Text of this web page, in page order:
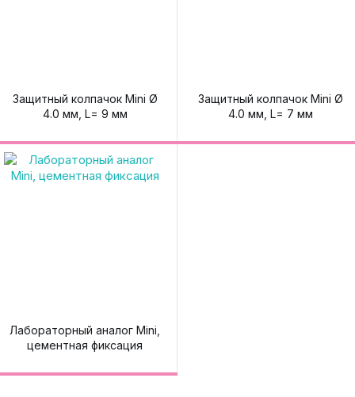
Защитный колпачок Mini Ø
4.0 мм, L= 9 мм
Защитный колпачок Mini Ø
4.0 мм, L= 7 мм
Лабораторный аналог Mini,
цементная фиксация